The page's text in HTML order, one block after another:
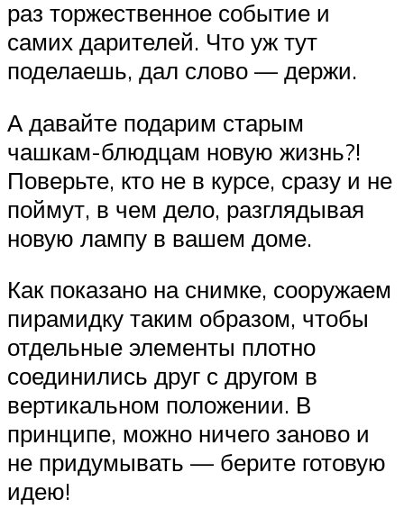
раз торжественное событие и
самих дарителей. Что уж тут
поделаешь, дал слово — держи.
А давайте подарим старым
чашкам-блюдцам новую жизнь?!
Поверьте, кто не в курсе, сразу и не
поймут, в чем дело, разглядывая
новую лампу в вашем доме.
Как показано на снимке, сооружаем
пирамидку таким образом, чтобы
отдельные элементы плотно
соединились друг с другом в
вертикальном положении. В
принципе, можно ничего заново и
не придумывать — берите готовую
идею!